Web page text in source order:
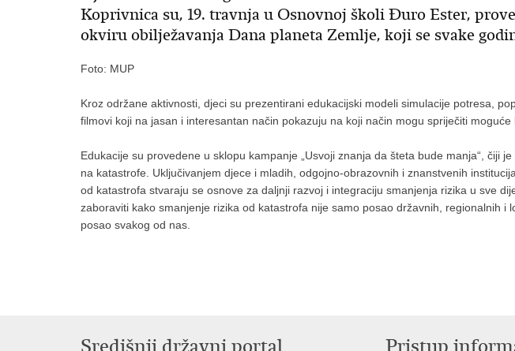
Koprivnica su, 19. travnja u Osnovnoj školi Đuro Ester,
okviru obilježavanja Dana planeta Zemlje, koji se svake
Foto: MUP
Kroz održane aktivnosti, djeci su prezentirani edukacijski modeli simulacije potresa,
filmovi koji na jasan i interesantan način pokazuju na koji način mogu spriječiti moguće
Edukacije su provedene u sklopu kampanje „Usvoji znanja da šteta bude manja“, čiji
na katastrofe. Uključivanjem djece i mladih, odgojno-obrazovnih i znanstvenih
od katastrofa stvaraju se osnove za daljnji razvoj i integraciju smanjenja rizika u sve
zaboraviti kako smanjenje rizika od katastrofa nije samo posao državnih, regionalnih i
posao svakog od nas.
Središnji državni portal Pristup